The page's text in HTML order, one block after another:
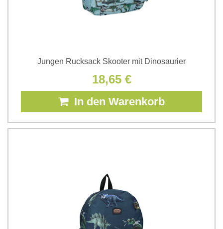
Jungen Rucksack Skooter mit Dinosaurier
18,65 €
In den Warenkorb